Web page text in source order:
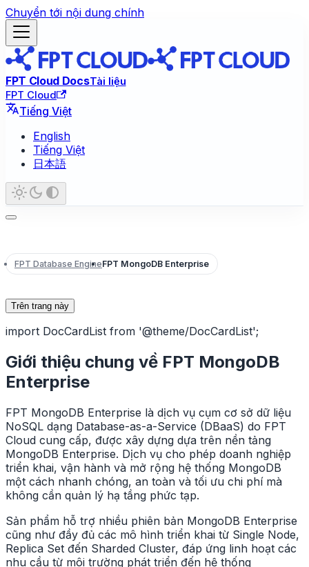
Chuyển tới nội dung chính
FPT Cloud DocsTài liệu
FPT Cloud
Tiếng Việt
English
Tiếng Việt
日本語
FPT Database EngineFPT MongoDB Enterprise
Trên trang này
import DocCardList from '@theme/DocCardList';
Giới thiệu chung về FPT MongoDB
Enterprise
FPT MongoDB Enterprise là dịch vụ cụm cơ sở dữ liệu
NoSQL dạng Database-as-a-Service (DBaaS) do FPT
Cloud cung cấp, được xây dựng dựa trên nền tảng
MongoDB Enterprise. Dịch vụ cho phép doanh nghiệp
triển khai, vận hành và mở rộng hệ thống MongoDB
một cách nhanh chóng, an toàn và tối ưu chi phí mà
không cần quản lý hạ tầng phức tạp.
Sản phẩm hỗ trợ nhiều phiên bản MongoDB Enterprise
cũng như đầy đủ các mô hình triển khai từ Single Node,
Replica Set đến Sharded Cluster, đáp ứng linh hoạt các
nhu cầu từ môi trường phát triển đến hệ thống